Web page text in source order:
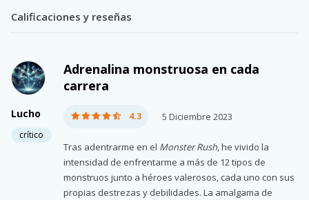
Calificaciones y reseñas
Lucho
crítico
Adrenalina monstruosa en cada
carrera
4.3 5 Diciembre 2023
Tras adentrarme en el Monster Rush, he vivido la
intensidad de enfrentarme a más de 12 tipos de
monstruos junto a héroes valerosos, cada uno con sus
propias destrezas y debilidades. La amalgama de